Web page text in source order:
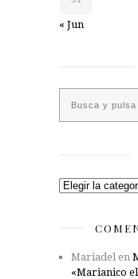
« Jun
Categorías
Mariadel en
«Marianico